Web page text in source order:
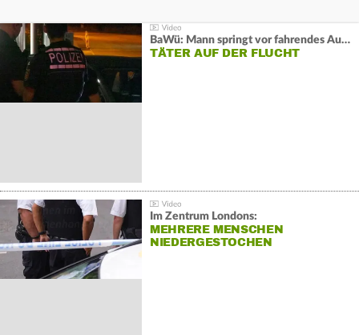
BaWü: Mann springt vor fahrendes Auto und schießt
TÄTER AUF DER FLUCHT
Im Zentrum Londons:
MEHRERE MENSCHEN
NIEDERGESTOCHEN